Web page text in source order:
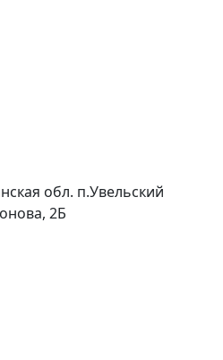
обл. п.Увельский
2Б